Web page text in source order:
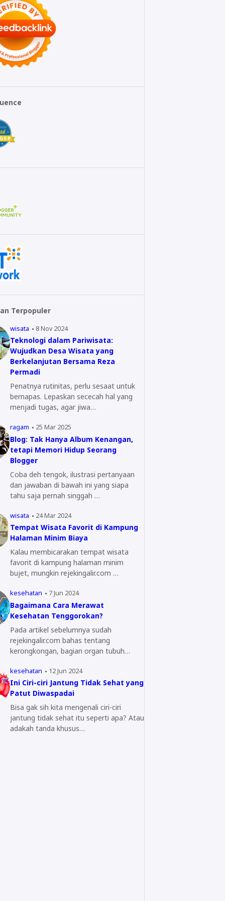
Terpopuler
wisata 8 Nov 2024
Teknologi dalam Pariwisata:
Wujudkan Desa Wisata yang
Berkelanjutan Bersama Reza
Permadi
Penatnya rutinitas, perlu sesaat untuk
bernapas. Lepaskan sececah hal yang
menjadi tugas, agar jiwa…
ragam 25 Mar 2025
Blog: Tak Hanya Album Kenangan,
tetapi Memori Hidup Seorang
Blogger
Coba deh tengok, ilustrasi pertanyaan
dan jawaban di bawah ini yang siapa
tahu saja pernah singgah …
wisata 24 Mar 2024
Tempat Wisata Favorit di Kampung
Halaman Minim Biaya
Kalau membicarakan tempat wisata
favorit di kampung halaman minim
bujet, mungkin rejekingalir.com …
kesehatan 7 Jun 2024
Bagaimana Cara Merawat
Kesehatan Tenggorokan?
Pada artikel sebelumnya sudah
rejekingalir.com bahas tentang
kerongkongan, bagian organ tubuh
kesehatan 12 Jun 2024
Ini Ciri-ciri Jantung Tidak Sehat yang
Patut Diwaspadai
Bisa gak sih kita mengenali ciri-ciri
jantung tidak sehat itu seperti apa? Atau
adakah tanda khusus…